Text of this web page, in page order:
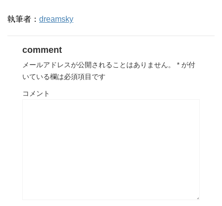
執筆者： dreamsky
comment
メールアドレスが公開されることはありません。 * が付
いている欄は必須項目です
コメント